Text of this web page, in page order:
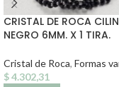
CRISTAL DE ROCA
NEGRO 6MM. X 1 TIRA.
Cristal de Roca, Formas
$4.302,31